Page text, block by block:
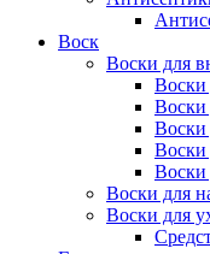
Воск
Воски для
Воски
Воски
Воски
Воски
Воски для
Воски для